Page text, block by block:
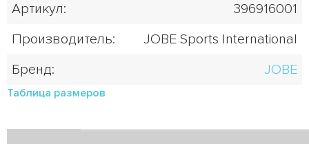
Артикул:
396916001
Производитель:
JOBE Sports International
Бренд:
JOBE
Таблица размеров